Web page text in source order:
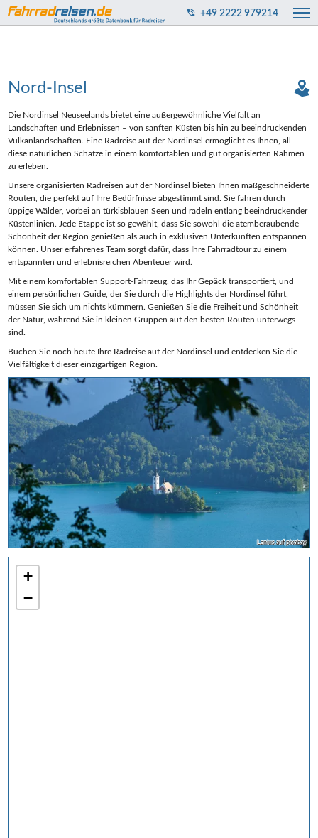
+49 2222 979214
Lanius auf pixabay
+
−
Nord-Insel
Die Nordinsel Neuseelands bietet eine außergewöhnliche Vielfalt an
Landschaften und Erlebnissen – von sanften Küsten bis hin zu beeindruckenden
Vulkanlandschaften. Eine Radreise auf der Nordinsel ermöglicht es Ihnen, all
diese natürlichen Schätze in einem komfortablen und gut organisierten Rahmen
zu erleben.
Unsere organisierten Radreisen auf der Nordinsel bieten Ihnen maßgeschneiderte
Routen, die perfekt auf Ihre Bedürfnisse abgestimmt sind. Sie fahren durch
üppige Wälder, vorbei an türkisblauen Seen und radeln entlang beeindruckender
Küstenlinien. Jede Etappe ist so gewählt, dass Sie sowohl die atemberaubende
Schönheit der Region genießen als auch in exklusiven Unterkünften entspannen
können. Unser erfahrenes Team sorgt dafür, dass Ihre Fahrradtour zu einem
entspannten und erlebnisreichen Abenteuer wird.
Mit einem komfortablen Support-Fahrzeug, das Ihr Gepäck transportiert, und
einem persönlichen Guide, der Sie durch die Highlights der Nordinsel führt,
müssen Sie sich um nichts kümmern. Genießen Sie die Freiheit und Schönheit
der Natur, während Sie in kleinen Gruppen auf den besten Routen unterwegs
sind.
Buchen Sie noch heute Ihre Radreise auf der Nordinsel und entdecken Sie die
Vielfältigkeit dieser einzigartigen Region.